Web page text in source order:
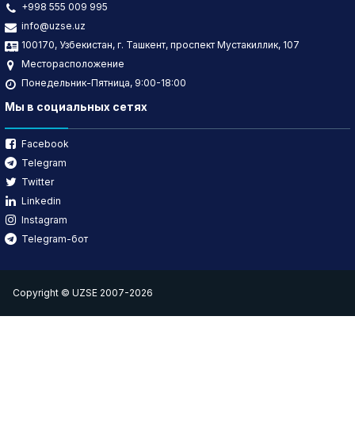
+998 555 009 995
info@uzse.uz
100170, Узбекистан, г. Ташкент, проспект Мустакиллик, 107
Месторасположение
Понедельник-Пятница, 9:00-18:00
Мы в социальных сетях
Facebook
Telegram
Twitter
Linkedin
Instagram
Telegram-бот
Copyright © UZSE 2007-2026